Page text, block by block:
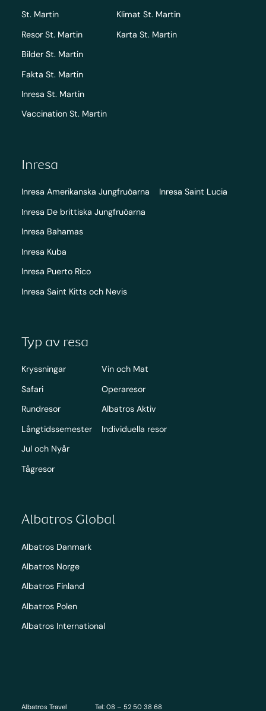
St. Martin
Resor St. Martin
Bilder St. Martin
Fakta St. Martin
Inresa St. Martin
Vaccination St. Martin
Klimat St. Martin
Karta St. Martin
Inresa
Inresa Amerikanska Jungfruöarna
Inresa De brittiska Jungfruöarna
Inresa Bahamas
Inresa Kuba
Inresa Puerto Rico
Inresa Saint Kitts och Nevis
Inresa Saint Lucia
Albatros Travel Tel: 08 – 52 50 38 68
Typ av resa
Kryssningar
Safari
Rundresor
Långtidssemester
Jul och Nyår
Tågresor
Vin och Mat
Operaresor
Albatros Aktiv
Individuella resor
Albatros Global
Albatros Danmark
Albatros Norge
Albatros Finland
Albatros Polen
Albatros International